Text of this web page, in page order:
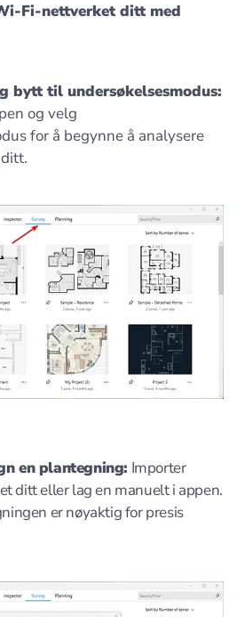
Fi-nettverket ditt med
bytt til undersøkelsesmodus:
og velg
for å begynne å analysere
en plantegning: Importer
ditt eller lag en manuelt i appen.
er nøyaktig for presis